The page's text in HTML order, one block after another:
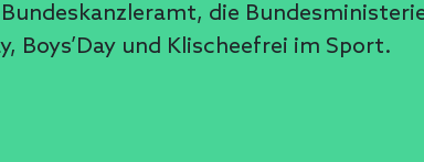
die
Boys’Day und Klischeefrei im Sport.